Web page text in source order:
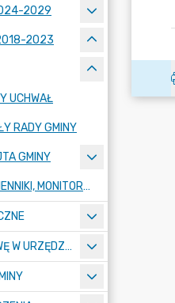
2029
2023
UCHWAŁ
RADY GMINY
GMINY
AKTY PRAWNE (DZIENNIKI, MONITORY)
JAK ZAŁATWIĆ SPRAWĘ W URZĘDZIE ? - KARTY USŁUG I FORMULARZE